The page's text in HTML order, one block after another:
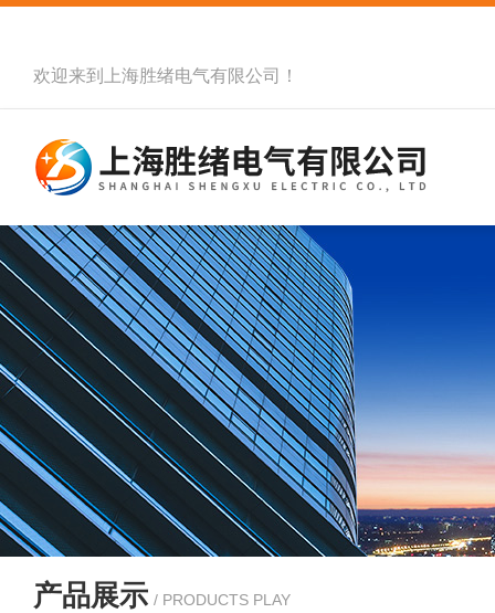
欢迎来到 上海胜绪电气有限公司 ！
产品展示 / PRODUCTS PLAY